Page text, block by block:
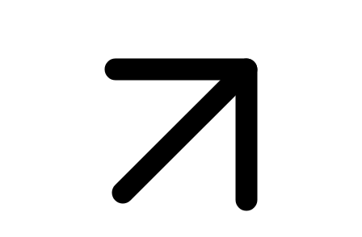
Antal knytter: 24 kahytter
Besætning: 16-18 besætningsmedlemmer
Skibet blev søsat i 1992 (Renoveret i 2025)